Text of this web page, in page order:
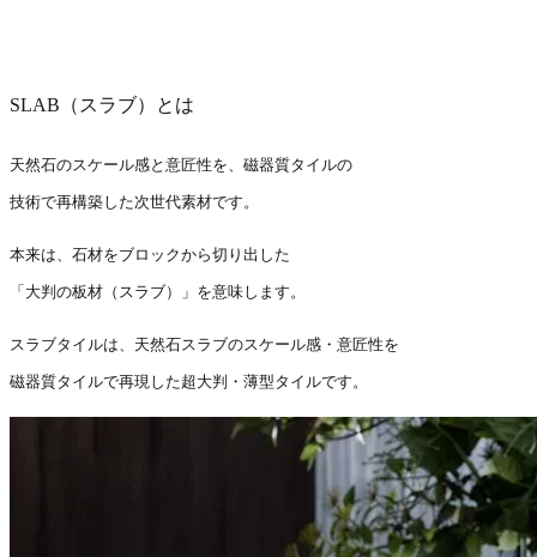
SLAB（スラブ）とは
天然石のスケール感と意匠性を、磁器質タイルの
技術で再構築した次世代素材です。
本来は、石材をブロックから切り出した
「大判の板材（スラブ）」を意味します。
スラブタイルは、天然石スラブのスケール感・意匠性を
磁器質タイルで再現した超大判・薄型タイルです。